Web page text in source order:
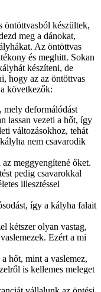
öntöttvasból készültek,
meg a dánokat,
Az öntöttvas
és meghitt. Sokan
készíteni, de
hogy az az öntöttvas
következők:
mely deformálódást
lassan vezeti a hőt, így
változásokhoz, tehát
nem csavarodik
meggyengítené őket.
pedig csavarokkal
illesztéssel
így a kályha falait
kétszer olyan vastag,
Ezért a mi
hőt, mint a vaslemez,
is kellemes meleget